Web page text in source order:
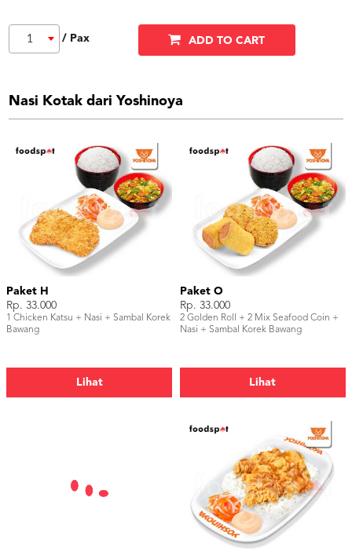
1 / Pax ADD TO CART
Nasi Kotak dari Yoshinoya
Paket H
Rp. 33.000
1 Chicken Katsu + Nasi + Sambal Korek
Bawang
Lihat
Paket O
Rp. 33.000
2 Golden Roll + 2 Mix Seafood Coin +
Nasi + Sambal Korek Bawang
Lihat